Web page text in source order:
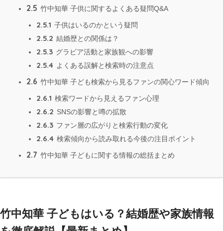
2.5 竹中知華 子供に関するよくある疑問Q&A
2.5.1 子供はいるのかという疑問
2.5.2 結婚歴との関係は？
2.5.3 グラビア活動と家族観への影響
2.5.4 よくある誤解と検索時の注意点
2.6 竹中知華 子ども検索から見るファンの関心ワード傾向
2.6.1 検索ワードから見えるファン心理
2.6.2 SNSの影響と噂の拡散
2.6.3 ファン層の広がりと検索行動の変化
2.6.4 検索傾向から読み取れる今後の注目ポイント
2.7 竹中知華 子どもに関する情報の総括まとめ
竹中知華 子どもはいる？結婚歴や家族情報